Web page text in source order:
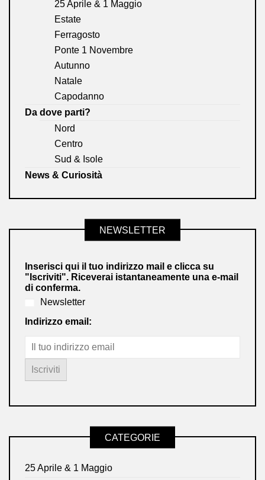
25 Aprile & 1 Maggio
Estate
Ferragosto
Ponte 1 Novembre
Autunno
Natale
Capodanno
Da dove parti?
Nord
Centro
Sud & Isole
News & Curiosità
NEWSLETTER
Inserisci qui il tuo indirizzo mail e clicca su
"Iscriviti". Riceverai istantaneamente una e-mail
di conferma.
Newsletter
Indirizzo email:
CATEGORIE
25 Aprile & 1 Maggio